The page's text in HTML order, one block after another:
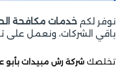
نوفر لكمخدمات مكافحة
باقي الشركات، ونعمل على
تخلصكشركة رش مبيدات بأبو